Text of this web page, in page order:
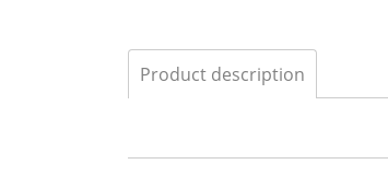
Product description